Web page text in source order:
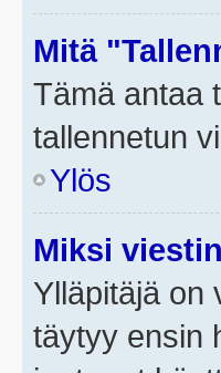
Mitä
Tämä antaa
tallennetun
Ylös
Miksi
Ylläpitäjä on
täytyy ensin